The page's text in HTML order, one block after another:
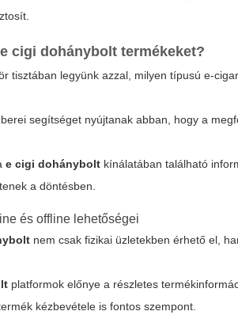
e cigi dohánybolt termékeket?
tisztában legyünk azzal, milyen típusú e-
segítséget nyújtanak abban, hogy a
e cigi dohánybolt kínálatában található
a döntésben.
és offline lehetőségei
nem csak fizikai üzletekben érhető el,
platformok előnye a részletes
kézbevétele is fontos szempont.